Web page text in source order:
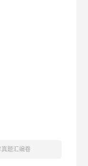
题汇编卷